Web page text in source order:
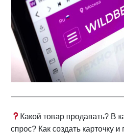
Какой товар продавать? В
спрос? Как создать карточку